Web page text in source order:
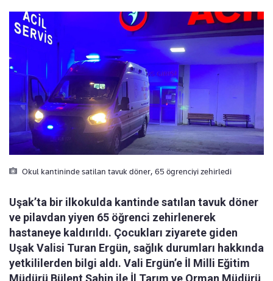
Okul kantininde satilan tavuk döner, 65 ögrenciyi zehirledi
Uşak’ta bir ilkokulda kantinde satılan tavuk döner
ve pilavdan yiyen 65 öğrenci zehirlenerek
hastaneye kaldırıldı. Çocukları ziyarete giden
Uşak Valisi Turan Ergün, sağlık durumları hakkında
yetkililerden bilgi aldı. Vali Ergün’e İl Milli Eğitim
Müdürü Bülent Şahin ile İl Tarım ve Orman Müdürü